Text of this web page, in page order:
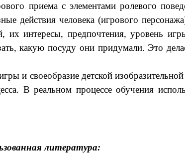
приема с элементами ролевого
действия человека (игрового
интересы, предпочтения, уровень
какую посуду они придумали. Это
и своеобразие детской изобразительной
В реальном процессе обучения
литература: